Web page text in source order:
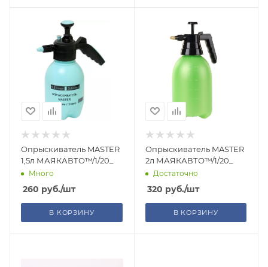
Опрыскиватель MASTER
1,5л МАЯКАВТО™/1/20_
Много
260 руб./шт
В КОРЗИНУ
Опрыскиватель MASTER
2л МАЯКАВТО™/1/20_
Достаточно
320 руб./шт
В КОРЗИНУ